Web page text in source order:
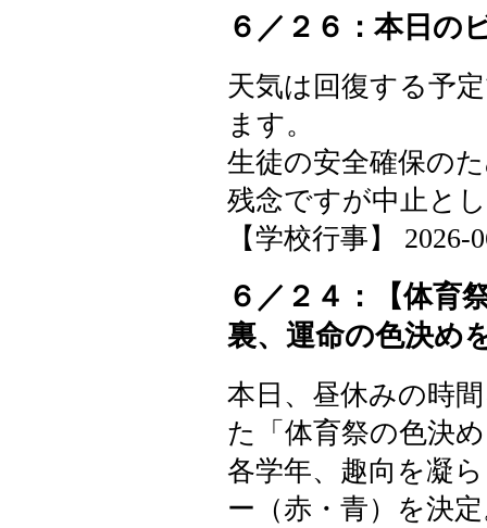
６／２６：本日の
天気は回復する予
ます。
生徒の安全確保の
残念ですが中止と
【学校行事】 2026-
６／２４：【体育
裏、運命の色決め
本日、昼休みの時
た「体育祭の色決
各学年、趣向を凝
ー（赤・青）を決